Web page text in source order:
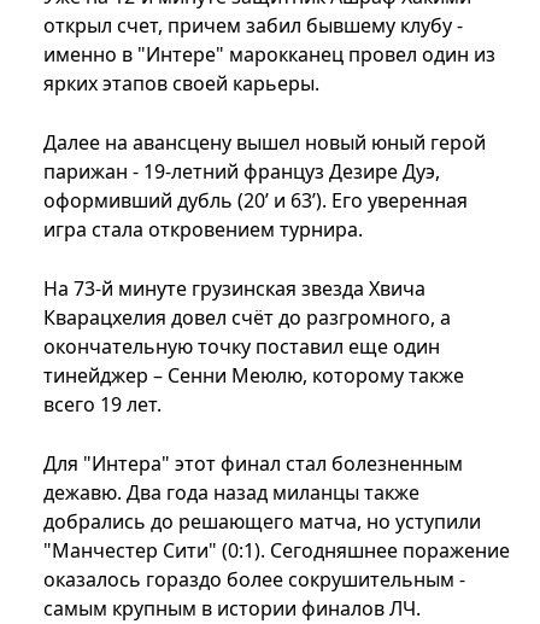
открыл счет, причем забил бывшему клубу -
именно в "Интере" марокканец провел один из
ярких этапов своей карьеры.
Далее на авансцену вышел новый юный герой
парижан - 19-летний француз Дезире Дуэ,
оформивший дубль (20’ и 63’). Его уверенная
игра стала откровением турнира.
На 73-й минуте грузинская звезда Хвича
Кварацхелия довел счёт до разгромного, а
окончательную точку поставил еще один
тинейджер – Сенни Меюлю, которому также
всего 19 лет.
Для "Интера" этот финал стал болезненным
дежавю. Два года назад миланцы также
добрались до решающего матча, но уступили
"Манчестер Сити" (0:1). Сегодняшнее поражение
оказалось гораздо более сокрушительным -
самым крупным в истории финалов ЛЧ.